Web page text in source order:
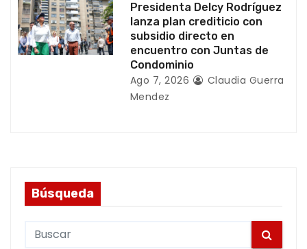
Presidenta Delcy Rodríguez
lanza plan crediticio con
subsidio directo en
encuentro con Juntas de
Condominio
Ago 7, 2026
Claudia Guerra
Mendez
Búsqueda